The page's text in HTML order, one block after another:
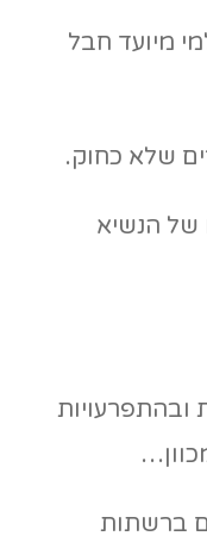
מיועד חבל
שלא כחוק.
של הנשיא
בהפגנות ובהתפרעויות
ברשתות